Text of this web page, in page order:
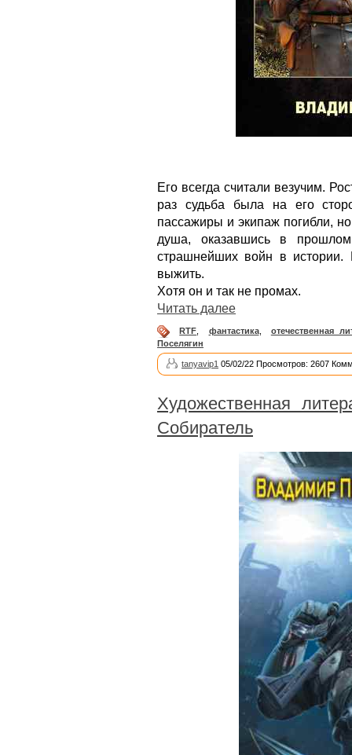
Его всегда считали везучим.
раз судьба была на его
пассажиры и экипаж погибли,
душа, оказавшись в
страшнейших войн в истории.
выжить.
Хотя он и так не промах.
Читать далее
RTF фантастика,
отечественная
Поселягин
tanyavip1 05/02/22 Просмотров: 2607
Художественная
Собиратель